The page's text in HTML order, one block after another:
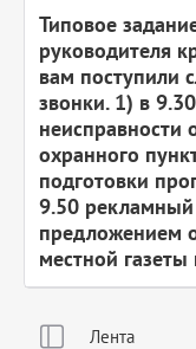
Лента
Типовое
руководителя
вам поступили
звонки. 1) в
неисправности
охранного
подготовки
9.50 рекламный
предложением
местной